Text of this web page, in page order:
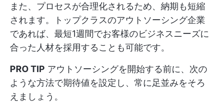
また、プロセスが合理化されるため、納期も短縮
されます。トップクラスのアウトソーシング企業
であれば、最短1週間でお客様のビジネスニーズに
合った人材を採用することも可能です。
PRO TIP アウトソーシングを開始する前に、次の
ような方法で期待値を設定し、常に足並みをそろ
えましょう。